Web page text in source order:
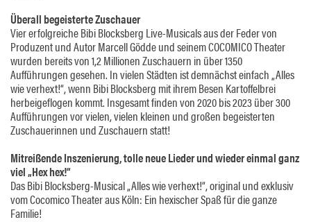
Überall begeisterte Zuschauer
Vier erfolgreiche Bibi Blocksberg Live-Musicals aus der Feder von
Produzent und Autor Marcell Gödde und seinem COCOMICO Theater
wurden bereits von 1,2 Millionen Zuschauern in über 1350
Aufführungen gesehen. In vielen Städten ist demnächst einfach „Alles
wie verhext!“, wenn Bibi Blocksberg mit ihrem Besen Kartoffelbrei
herbeigeflogen kommt. Insgesamt finden von 2020 bis 2023 über 300
Aufführungen vor vielen, vielen kleinen und großen begeisterten
Zuschauerinnen und Zuschauern statt!
Mitreißende Inszenierung, tolle neue Lieder und wieder einmal ganz
viel „Hex hex!“
Das Bibi Blocksberg-Musical „Alles wie verhext!“, original und exklusiv
vom Cocomico Theater aus Köln: Ein hexischer Spaß für die ganze
Familie!